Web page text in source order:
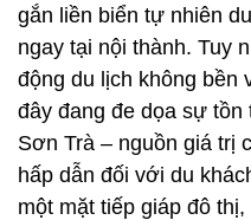
gắn liền biển tự nhiên
ngay tại nội thành. Tuy
động du lịch không bền
đây đang đe dọa sự tồn
Sơn Trà – nguồn giá trị
hấp dẫn đối với du
một mặt tiếp giáp đô